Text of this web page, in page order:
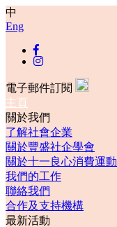
中
Eng
電子郵件訂閱
主頁
關於我們
了解社會企業
關於豐盛社企學會
關於十一良心消費運動
我們的工作
聯絡我們
合作及支持機構
最新活動